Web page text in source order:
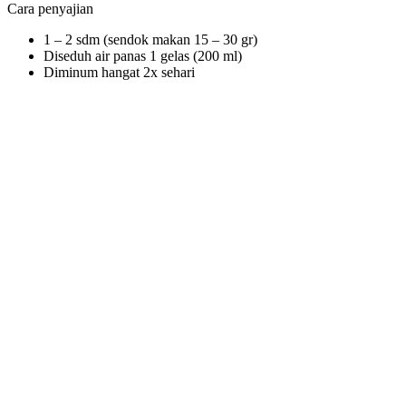
Cara penyajian
1 – 2 sdm (sendok makan 15 – 30 gr)
Diseduh air panas 1 gelas (200 ml)
Diminum hangat 2x sehari